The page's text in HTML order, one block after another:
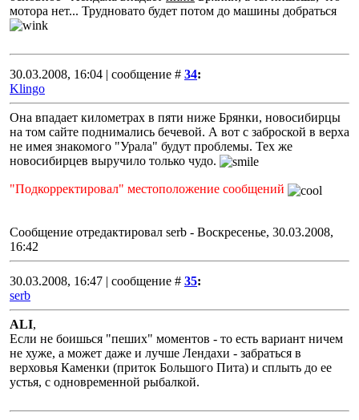
мотора нет... Трудновато будет потом до машины добраться
30.03.2008, 16:04 | сообщение # 34:
Klingo
Она впадает километрах в пяти ниже Брянки, новосибирцы
на том сайте поднимались бечевой. А вот с заброской в верха
не имея знакомого "Урала" будут проблемы. Тех же
новосибирцев выручило только чудо.
"Подкорректировал" местоположение сообщений
Сообщение отредактировал serb - Воскресенье, 30.03.2008,
16:42
30.03.2008, 16:47 | сообщение # 35:
serb
ALI,
Если не боишься "пеших" моментов - то есть вариант ничем
не хуже, а может даже и лучше Лендахи - забраться в
верховья Каменки (приток Большого Пита) и сплыть до ее
устья, с одновременной рыбалкой.